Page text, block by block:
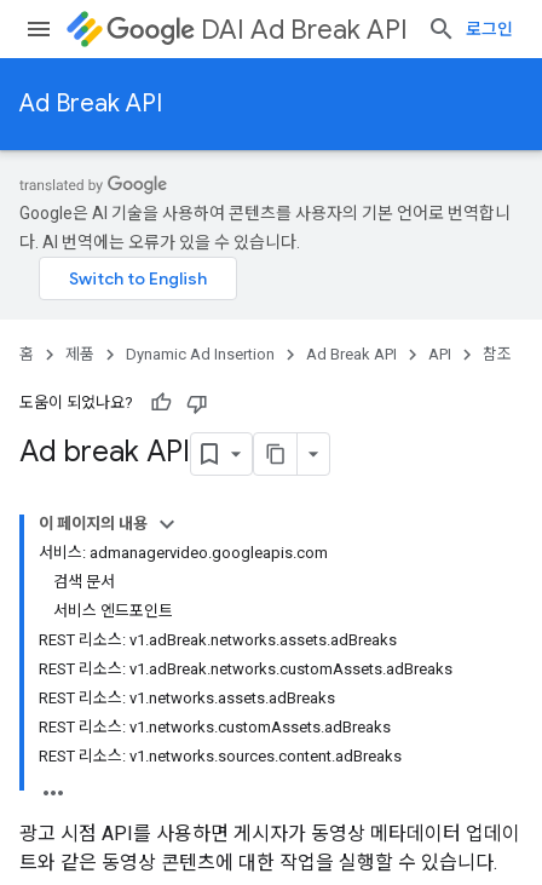
DAI Ad Break API 로그인
Ad Break API
Google은 AI 기술을 사용하여 콘텐츠를 사용자의 기본 언어로 번역합니
다. AI 번역에는 오류가 있을 수 있습니다.
홈 제품 Dynamic Ad Insertion Ad Break API API 참조
도움이 되었나요?
Ad break API
이 페이지의 내용
서비스: admanagervideo.googleapis.com
검색 문서
서비스 엔드포인트
REST 리소스: v1.adBreak.networks.assets.adBreaks
REST 리소스: v1.adBreak.networks.customAssets.adBreaks
REST 리소스: v1.networks.assets.adBreaks
REST 리소스: v1.networks.customAssets.adBreaks
REST 리소스: v1.networks.sources.content.adBreaks
광고 시점 API를 사용하면 게시자가 동영상 메타데이터 업데이
트와 같은 동영상 콘텐츠에 대한 작업을 실행할 수 있습니다.